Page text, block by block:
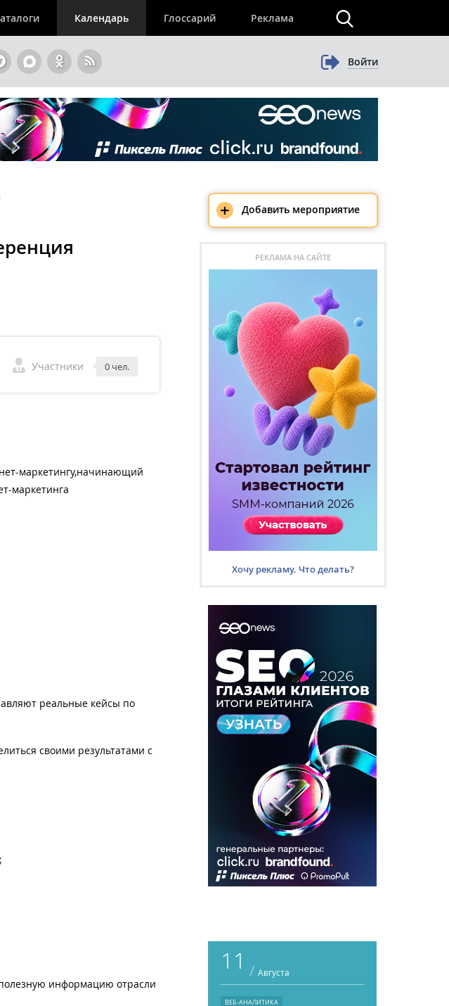
Календарь Глоссарий Реклама
Войти
Участники 0 чел.
маркетингу,начинающий
маркетинга
реальные кейсы по
своими результатами с
информацию отрасли
+ Добавить мероприятие
РЕКЛАМА НА САЙТЕ
Хочу рекламу. Что делать?
11 / Августа
ВЕБ-АНАЛИТИКА